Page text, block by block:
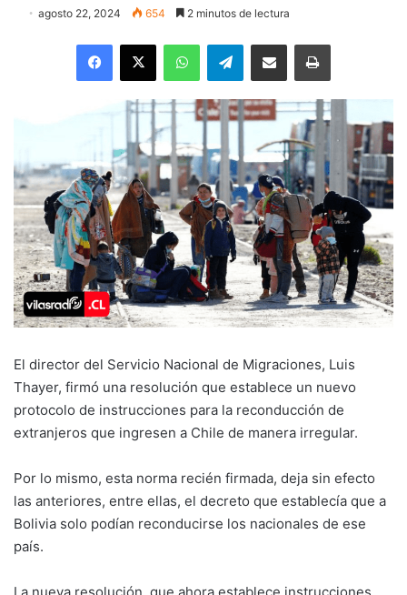
agosto 22, 2024 654 2 minutos de lectura
Facebook
X WhatsAppTelegramEnviar vía email Imprimir
El director del Servicio Nacional de Migraciones, Luis
Thayer, firmó una resolución que establece un nuevo
protocolo de instrucciones para la reconducción de
extranjeros que ingresen a Chile de manera irregular.
Por lo mismo, esta norma recién firmada, deja sin efecto
las anteriores, entre ellas, el decreto que establecía que a
Bolivia solo podían reconducirse los nacionales de ese
país.